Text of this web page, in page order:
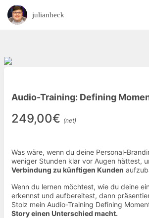
julianheck
Audio-Training: Defining
249,00€ (net)
Was wäre, wenn du deine Personal-
weniger Stunden klar vor Augen hättest,
Verbindung zu künftigen Kunden
Wenn du lernen möchtest, wie du deine
erkennst und aufbereitest, dann
Stolz mein Audio-Training Defining
Story einen Unterschied macht.